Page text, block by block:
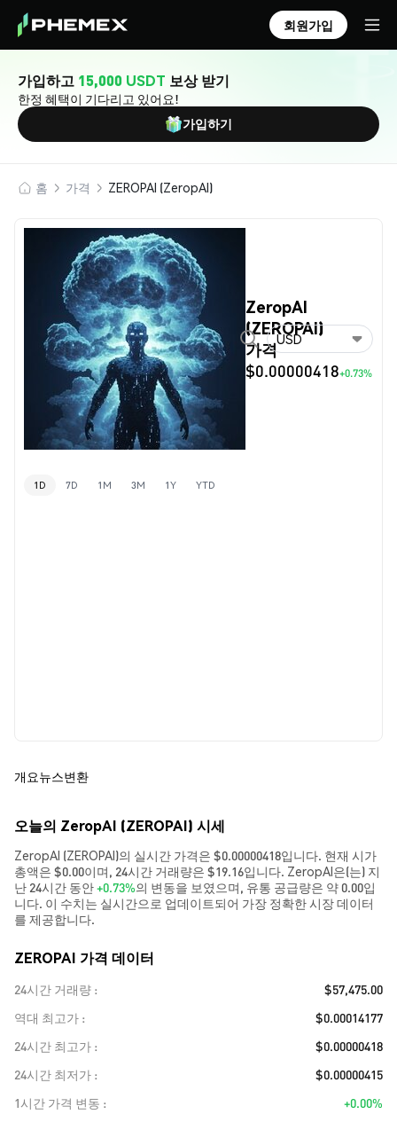
회원가입
가입하고 15,000 USDT 보상 받기
한정 혜택이 기다리고 있어요!
가입하기
홈 가격 ZEROPAI (ZeropAI)
ZeropAI
(ZEROPAI)
가격
$0.00000418+0.73%
USD
1D 7D 1M 3M 1Y YTD
개요뉴스변환
오늘의 ZeropAI (ZEROPAI) 시세
ZeropAI (ZEROPAI)의 실시간 가격은 $0.00000418입니다. 현재 시가
총액은 $0.00이며, 24시간 거래량은 $19.16입니다. ZeropAI은(는) 지
난 24시간 동안+0.73%의 변동을 보였으며, 유통 공급량은 약 0.00입
니다. 이 수치는 실시간으로 업데이트되어 가장 정확한 시장 데이터
를 제공합니다.
ZEROPAI 가격 데이터
24시간 거래량
$57,475.00
역대 최고가
$0.00014177
24시간 최고가
$0.00000418
24시간 최저가
$0.00000415
1시간 가격 변동
+0.00%